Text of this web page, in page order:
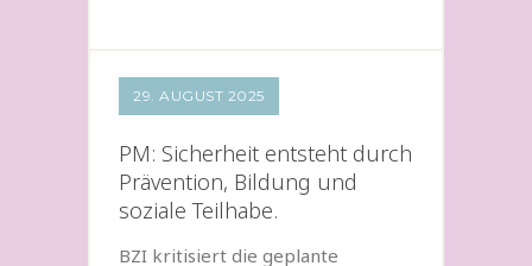
29. AUGUST 2025
PM: Sicherheit entsteht durch
Prävention, Bildung und
soziale Teilhabe.
BZI kritisiert die geplante